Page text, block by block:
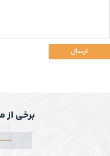
ارسال
برخی از